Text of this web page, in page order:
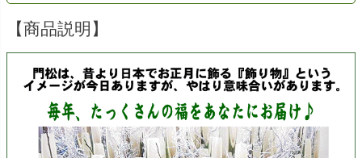
【商品説明】